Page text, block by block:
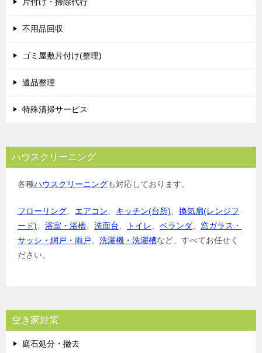
不用品回収
ゴミ屋敷片付け(整理)
遺品整理
特殊清掃サービス
ハウスクリーニング
各種ハウスクリーニングも対応しております。
フローリング エアコン キッチン(台所)
換気扇(レンジフ
ード)
浴室・浴槽 洗面台 トイレ ベランダ
窓ガラス・
サッシ・網戸・雨戸
洗濯機・洗濯槽など、すべてお任せく
ださい。
空き家対策
庭石処分・撤去